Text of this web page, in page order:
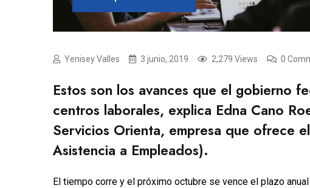
Yenisey Valles 3 junio, 2019 2,279 Views 0
Estos son los avances que el gobierno
centros laborales, explica Edna Cano
Servicios Orienta, empresa que ofrece
Asistencia a Empleados).
El tiempo corre y el próximo octubre se vence el plazo